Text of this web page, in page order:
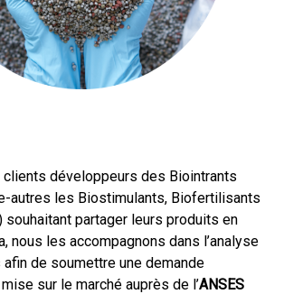
clients développeurs des Biointrants
autres les Biostimulants, Biofertilisants
partager leurs produits en
nous les accompagnons dans l’analyse
de soumettre une demande
sur le marché auprès de l’ANSES